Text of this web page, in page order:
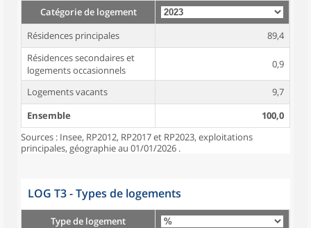
Catégorie de logement
Résidences principales
89,4
Résidences secondaires et
logements occasionnels
0,9
Logements vacants
9,7
Ensemble
100,0
Sources : Insee, RP2012, RP2017 et RP2023, exploitations
principales, géographie au 01/01/2026 .
LOG T3 - Types de logements
Type de logement